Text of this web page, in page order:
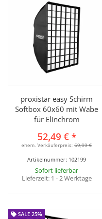
proxistar easy Schirm
Softbox 60x60 mit Wabe
für Elinchrom
52,49 €*
ehem. Verkäuferpreis:69,99 €
Artikelnummer: 102199
Sofort lieferbar
Lieferzeit: 1 - 2 Werktage
SALE 25%
SALE 25%